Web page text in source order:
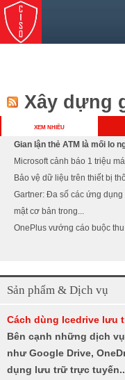
Xây dựng
XEM NHIỀU
Gian lận thẻ ATM là mối lo
Microsoft cảnh báo 1 triệu
Bảo vệ dữ liệu trên thiết bị
Gartner: Đa số các ứng
mật cơ bản trong...
OnePlus vướng cáo buộc
Sản phẩm & Dịch vụ
Cách dùng Icedrive lưu
Bên cạnh những dịch
như Google Drive,
dụng lưu trữ trực